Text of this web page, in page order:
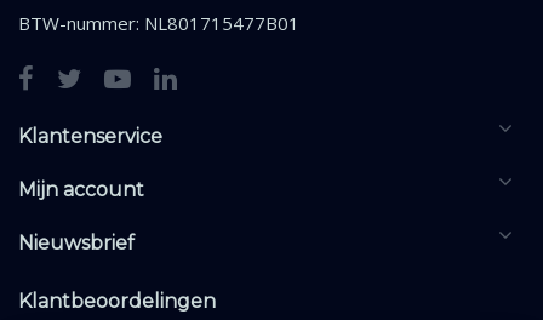
BTW-nummer: NL801715477B01
Klantenservice
Mijn account
Nieuwsbrief
Klantbeoordelingen